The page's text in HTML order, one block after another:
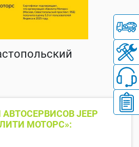
JEEP
МОТОРС»: